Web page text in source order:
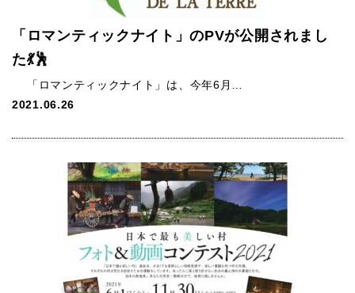
「ロマンティックナイト」のPVが公開されまし
た💃🕺
「ロマンティックナイト」は、今年6月…
2021.06.26